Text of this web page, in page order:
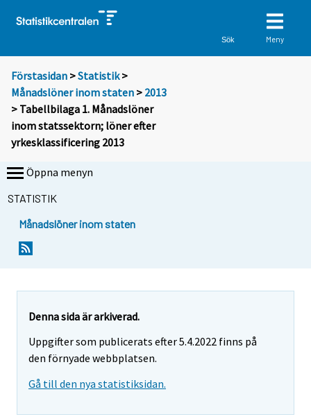
Sök Meny
Förstasidan >Statistik >
Månadslöner inom staten > 2013
> Tabellbilaga 1. Månadslöner
inom statssektorn; löner efter
yrkesklassificering 2013
Öppna menyn
STATISTIK
Månadslöner inom staten
Denna sida är arkiverad.
Uppgifter som publicerats efter 5.4.2022 finns på
den förnyade webbplatsen.
Gå till den nya statistiksidan.